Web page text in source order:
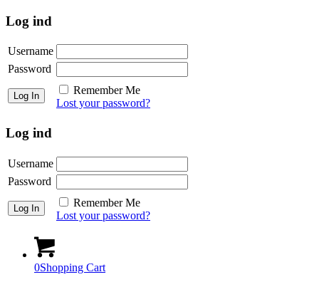
Log ind
Username
Password
Remember Me
Lost your password?
Log ind
Username
Password
Remember Me
Lost your password?
0Shopping Cart